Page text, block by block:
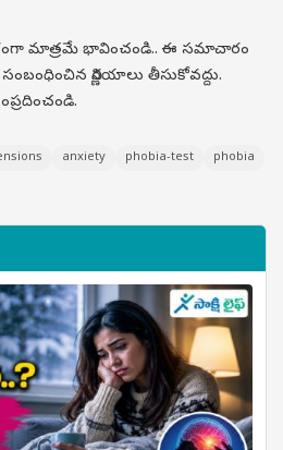
మాత్రమే భావించండి.. ఈ సమాచారం
నిర్ణయాలు తీసుకోవద్దు.
anxiety phobia-test
phobia